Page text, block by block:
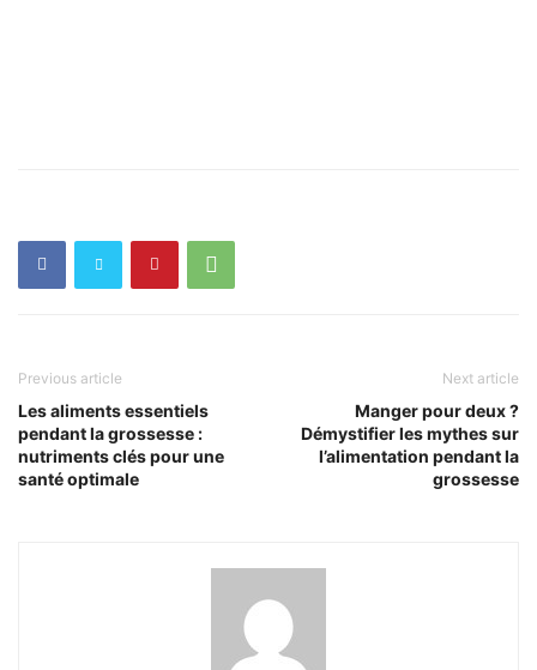
Previous article
Les aliments essentiels
pendant la grossesse :
nutriments clés pour une
santé optimale
Next article
Manger pour deux ?
Démystifier les mythes sur
l’alimentation pendant la
grossesse